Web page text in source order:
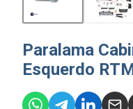
Paralama
Esquerdo